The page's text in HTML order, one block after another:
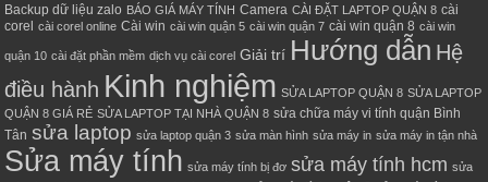
Backup dữ liệu zalo BÁO GIÁ MÁY TÍNH Camera CÀI ĐẶT LAPTOP QUẬN 8 cài
corel cài corel online Cài win cài win quận 5 cài win quận 7 cài win quận 8 cài win
quận 10 cài đặt phần mềm dịch vụ cài corel Giải trí Hướng dẫn Hệ
điều hành Kinh nghiệm SỬA LAPTOP QUẬN 8 SỬA LAPTOP
QUẬN 8 GIÁ RẺ SỬA LAPTOP TẠI NHÀ QUẬN 8 sửa chữa máy vi tính quận Bình
Tân sửa laptop sửa laptop quận 3 sửa màn hình sửa máy in sửa máy in tận nhà
Sửa máy tính sửa máy tính bị đơ sửa máy tính hcm sửa